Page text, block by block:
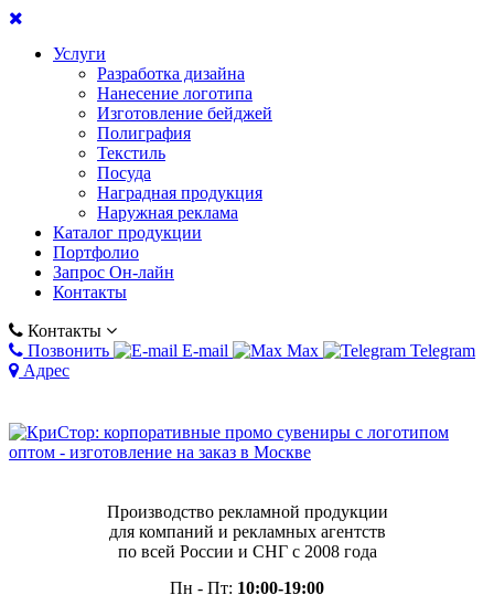
Услуги
Разработка дизайна
Нанесение логотипа
Изготовление бейджей
Полиграфия
Текстиль
Посуда
Наградная продукция
Наружная реклама
Каталог продукции
Портфолио
Запрос Он-лайн
Контакты
Контакты
Позвонить
E-mail Max
Telegram
Адрес
Производство рекламной продукции
для компаний и рекламных агентств
по всей России и СНГ с 2008 года
Пн - Пт: 10:00-19:00